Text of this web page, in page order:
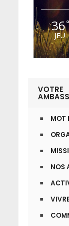
36°
JEU
VOTRE
MOT
NOS